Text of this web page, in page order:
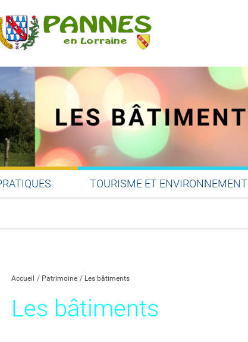
TOURISME ET ENVIRONNEMENT
Accueil Patrimoine Les bâtiments
Les bâtiments